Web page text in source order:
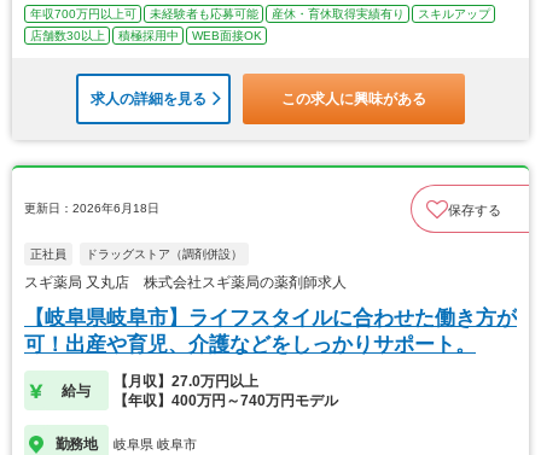
年収700万円以上可 未経験者も応募可能 産休・育休取得実績有り
スキルアップ
店舗数30以上
積極採用中 WEB面接OK
求人の詳細を見る この求人に興味がある
更新日：2026年6月18日 保存する
正社員 ドラッグストア（調剤併設）
スギ薬局 又丸店 株式会社スギ薬局の薬剤師求人
【岐阜県岐阜市】ライフスタイルに合わせた働き方が
可！出産や育児、介護などをしっかりサポート。
給与
【月収】27.0万円以上
【年収】400万円～740万円モデル
勤務地 岐阜県 岐阜市